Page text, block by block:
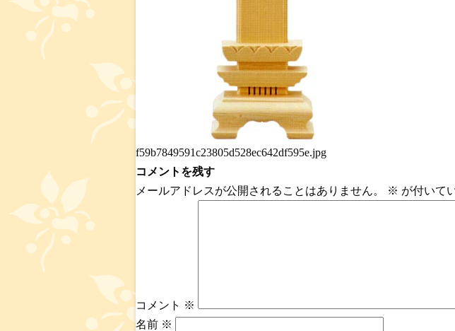
f59b7849591c23805d528ec642df595e.jpg
コメントを残す
メールアドレスが公開されることはありません。
※ が付いて
コメント ※
名前 ※